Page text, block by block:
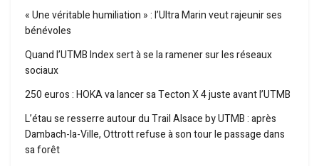
« Une véritable humiliation » : l’Ultra Marin veut rajeunir ses
bénévoles
Quand l’UTMB Index sert à se la ramener sur les réseaux
sociaux
250 euros : HOKA va lancer sa Tecton X 4 juste avant l’UTMB
L’étau se resserre autour du Trail Alsace by UTMB : après
Dambach-la-Ville, Ottrott refuse à son tour le passage dans
sa forêt